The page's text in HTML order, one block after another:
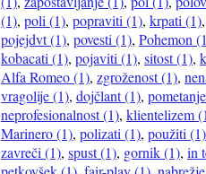
(1), poli (1), popraviti (1), krpati (1)
pojejdvt (1), povesti (1), Pohemon
kobacati (1), pojaviti (1), sitost (1),
Alfa Romeo (1), zgroženost (1),
vragolije (1), dojčlant (1),
neprofesionalnost (1), klientelizem
Marinero (1), polizati (1), použiti (1)
zavreči (1), spust (1), gornik (1), in